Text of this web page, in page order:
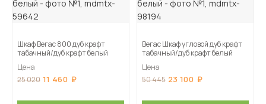
Шкаф Вегас 800 дуб крафт
табачный/дуб крафт белый
Цена
25 020 11 460
Вегас Шкаф угловой дуб крафт
табачный/дуб крафт белый
Цена
50 445 23 100